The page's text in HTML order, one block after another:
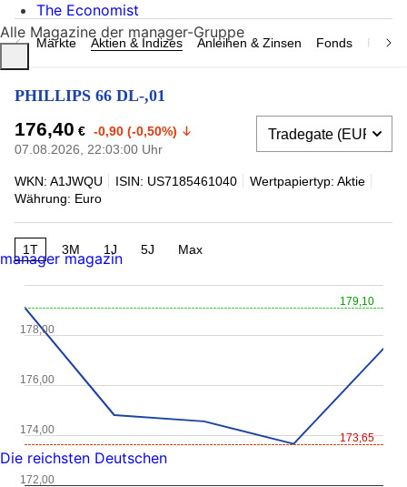
Märkte Aktien & Indizes Anleihen & Zinsen Fonds
PHILLIPS 66 DL-,01
176,40 € -0,90 (-0,50%)
07.08.2026, 22:03:00 Uhr
WKN: A1JWQU ISIN: US7185461040
Wertpapiertyp: Aktie
Währung: Euro
1T 3M 1J 5J Max
179,10
173,65
172,00
174,00
176,00
178,00
The Economist
Alle Magazine der manager-Gruppe
manager magazin
Die reichsten Deutschen